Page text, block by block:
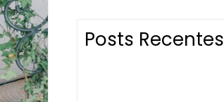
Posts Recentes